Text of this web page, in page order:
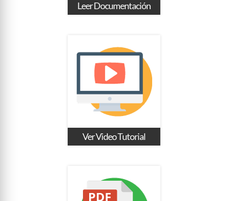
Leer Documentación
Ver Video Tutorial